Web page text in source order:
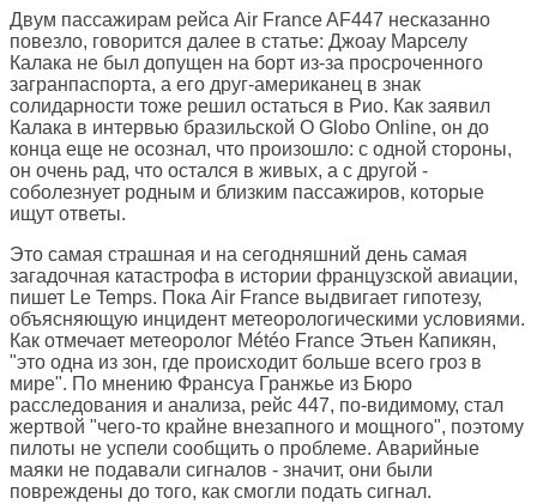
Двум пассажирам рейса Air France AF447 несказанно
повезло, говорится далее в статье: Джоау Марселу
Калака не был допущен на борт из-за просроченного
загранпаспорта, а его друг-американец в знак
солидарности тоже решил остаться в Рио. Как заявил
Калака в интервью бразильской O Globo Online, он до
конца еще не осознал, что произошло: с одной стороны,
он очень рад, что остался в живых, а с другой -
соболезнует родным и близким пассажиров, которые
ищут ответы.
Это самая страшная и на сегодняшний день самая
загадочная катастрофа в истории французской авиации,
пишет Le Temps. Пока Air France выдвигает гипотезу,
объясняющую инцидент метеорологическими условиями.
Как отмечает метеоролог Météo France Этьен Капикян,
"это одна из зон, где происходит больше всего гроз в
мире". По мнению Франсуа Гранжье из Бюро
расследования и анализа, рейс 447, по-видимому, стал
жертвой "чего-то крайне внезапного и мощного", поэтому
пилоты не успели сообщить о проблеме. Аварийные
маяки не подавали сигналов - значит, они были
повреждены до того, как смогли подать сигнал.